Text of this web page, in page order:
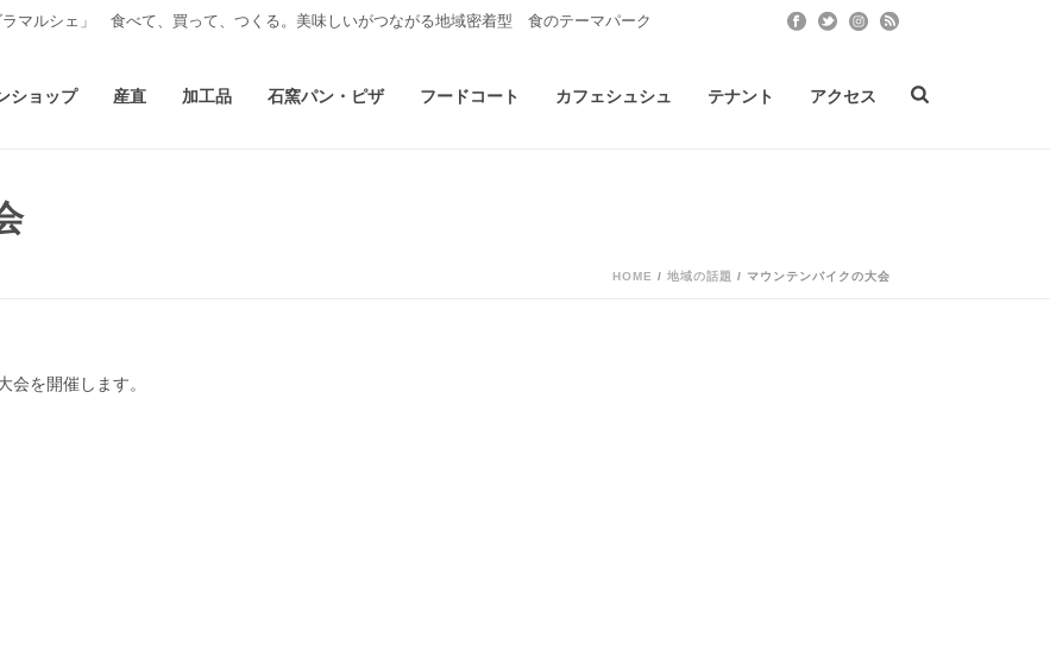
ルシェ」 食べて、買って、つくる。美味しいがつながる地域密着型 食のテーマパーク
ショップ 産直 加工品 石窯パン・ピザ フードコート カフェシュシュ テナント アクセス
HOME / 地域の話題 / マウンテンバイクの大会
会を開催します。